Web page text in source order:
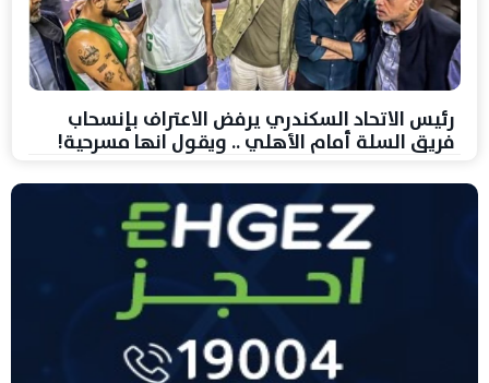
رئيس الاتحاد السكندري يرفض الاعتراف بإنسحاب
فريق السلة أمام الأهلي .. ويقول انها مسرحية!